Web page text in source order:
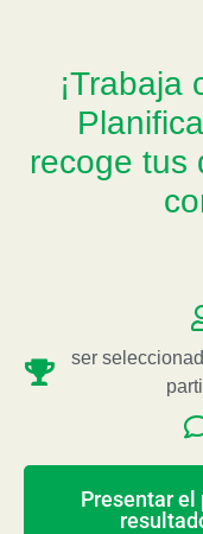
¡Trabaja
recoge tus
ser
Presentar